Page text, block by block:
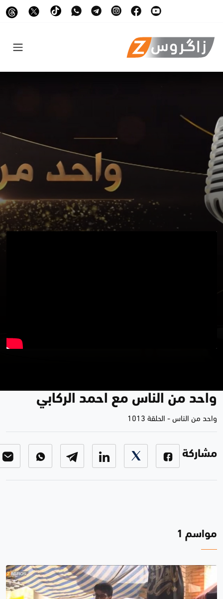
واحد من الناس مع احمد الركابي
واحد من الناس- الحلقة 1013
مشاركة
مواسم 1